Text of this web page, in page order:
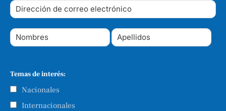
Temas de interés:
Nacionales
Internacionales